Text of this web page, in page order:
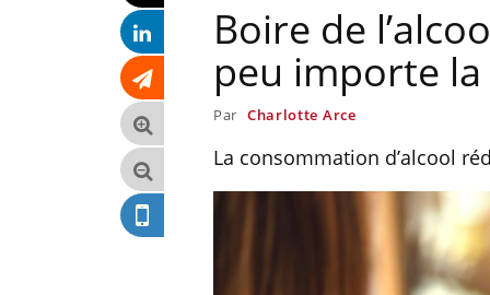
Boire de
peu importe
Par Charlotte Arce
La consommation d’alcool